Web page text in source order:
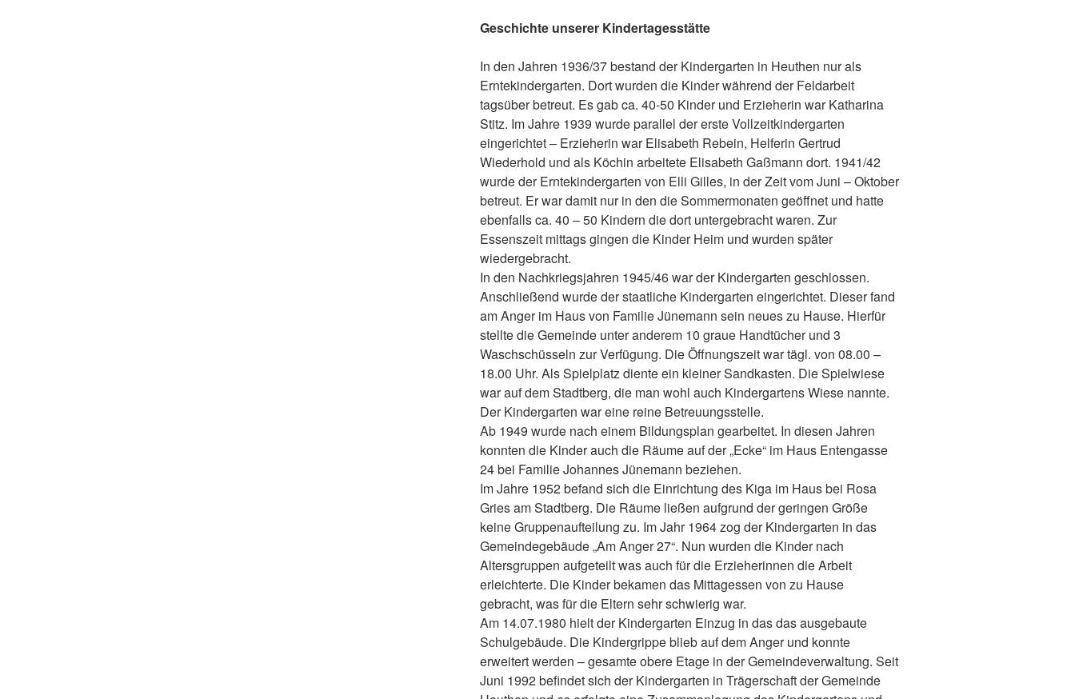
Geschichte unserer Kindertagesstätte
In den Jahren 1936/37 bestand der Kindergarten in Heuthen nur als
Erntekindergarten. Dort wurden die Kinder während der Feldarbeit
tagsüber betreut. Es gab ca. 40-50 Kinder und Erzieherin war Katharina
Stitz. Im Jahre 1939 wurde parallel der erste Vollzeitkindergarten
eingerichtet – Erzieherin war Elisabeth Rebein, Helferin Gertrud
Wiederhold und als Köchin arbeitete Elisabeth Gaßmann dort. 1941/42
wurde der Erntekindergarten von Elli Gilles, in der Zeit vom Juni – Oktober
betreut. Er war damit nur in den die Sommermonaten geöffnet und hatte
ebenfalls ca. 40 – 50 Kindern die dort untergebracht waren. Zur
Essenszeit mittags gingen die Kinder Heim und wurden später
wiedergebracht.
In den Nachkriegsjahren 1945/46 war der Kindergarten geschlossen.
Anschließend wurde der staatliche Kindergarten eingerichtet. Dieser fand
am Anger im Haus von Familie Jünemann sein neues zu Hause. Hierfür
stellte die Gemeinde unter anderem 10 graue Handtücher und 3
Waschschüsseln zur Verfügung. Die Öffnungszeit war tägl. von 08.00 –
18.00 Uhr. Als Spielplatz diente ein kleiner Sandkasten. Die Spielwiese
war auf dem Stadtberg, die man wohl auch Kindergartens Wiese nannte.
Der Kindergarten war eine reine Betreuungsstelle.
Ab 1949 wurde nach einem Bildungsplan gearbeitet. In diesen Jahren
konnten die Kinder auch die Räume auf der „Ecke“ im Haus Entengasse
24 bei Familie Johannes Jünemann beziehen.
Im Jahre 1952 befand sich die Einrichtung des Kiga im Haus bei Rosa
Gries am Stadtberg. Die Räume ließen aufgrund der geringen Größe
keine Gruppenaufteilung zu. Im Jahr 1964 zog der Kindergarten in das
Gemeindegebäude „Am Anger 27“. Nun wurden die Kinder nach
Altersgruppen aufgeteilt was auch für die Erzieherinnen die Arbeit
erleichterte. Die Kinder bekamen das Mittagessen von zu Hause
gebracht, was für die Eltern sehr schwierig war.
Am 14.07.1980 hielt der Kindergarten Einzug in das das ausgebaute
Schulgebäude. Die Kindergrippe blieb auf dem Anger und konnte
erweitert werden – gesamte obere Etage in der Gemeindeverwaltung. Seit
Juni 1992 befindet sich der Kindergarten in Trägerschaft der Gemeinde